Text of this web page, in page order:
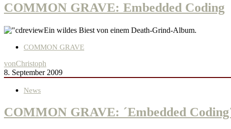
COMMON GRAVE: Embedded Coding
Ein wildes Biest von einem Death-Grind-Album.
COMMON GRAVE
vonChristoph
8. September 2009
News
COMMON GRAVE: ´Embedded